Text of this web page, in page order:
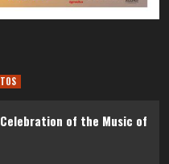
A Celebration of the Music of